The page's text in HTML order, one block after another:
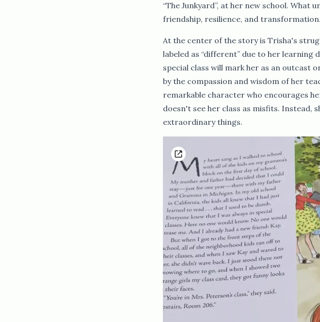
“The Junkyard”, at her new school.
friendship, resilience, and transformation.​​​​‌ ‍ ​‍​‍‌‍ ‌ ​‍‌‍‍‌‌‍‌ ‌‍‍‌‌‍ ‍​‍​‍​ ‍‍​‍​‍‌ ​ ‌‍​‌‌‍ ‍‌‍‍‌‌ ‌​‌ ‍‌​‍ ‍‌‍‍‌‌‍ ​‍​‍​‍ ​​‍​‍‌‍‍​‌ ​‍‌‍‌‌‌‍‌‍​‍​‍​ ‍‍​‍​‍‌‍‍​‌ ‌​‌ ‌​‌ ​​‌ ​ ​ ‍‍​‍ ​‍ ‌ ​​‌‍‍‌‌‍​ ‌ ‌​‌ ‌‌‌ ​‍‌‍‌‌‌‍​‍‌‍ ‌‍ ‌‍‍ ‌ ​‍‌‍‌‌‌ ‌‍‌‍‍‌‌‍‌‌‌ ‌ ​‍ ‍‌ ​ ‌‍​‌‌‍ ‍‌‍‍‌‌ ‌​‌ ‍‌​‍ ‍‌ ​ ‌ ‌​‌ ‌‌‌‍‌​‌‍‍‌‌‍ ​‍ ‌‍‍‌‌‍ ‍‌ ‌​‌‍‌‌‌‍ ‍‌ ‌​​‍ ‌‍‌‌‌‍‌​‌‍‍‌‌ ‌​​‍ ‌‍ ‌‌‍ ‌‍‌​‌‍‌‌​ ‌‌ ​​‌ ​‍‌‍‌‌‌ ​ ‌‍‌‌‌‍ ‍‌ ‌​‌‍​‌‌ ‌​‌‍‍‌‌‍ ‌‍ ‍​ ‍ ‌‍‍‌‌‍‌​​ ‌‌‌​‌‌‍​‍​ ‌​‌‍‍‍‌‍ ‍‌​​‌‌ ‌‍‌‍​‌‌​​‍‌ ‍‌​ ​ ‌ ‌​‌​‍‌‌ ‍‌‌ ‍‍‌​ ​‌​‌‌‌ ‌ ‌ ‍‍​ ‍‌‌​ ​ ​‍​ ‍ ‌ ‌​‌ ‍‌‌ ​​‌‍‌‌​ ‌‌ ​‍‌‍‌‌‌ ‌‍‌‍‍‌‌‍‌‌‌ ‌ ​ ‍ ‌ ​​‌‍​‌‌ ‌​‌‍‍​​ ‌‌‍​‍‌‍ ‌‍‌​‌ ‍‌​‍‌‌​ ‌‌‌​​‍‌‌ ‌‍‍ ‌‍‌‌‌ ‍‌​‍‌‌​ ​ ‌​‌​​‍‌‌​ ​ ‌​‌​​‍‌‌​ ​‍​ ​‍‌‍​‍‌‍ ​‌‍ ‌‍​ ‌‍‍ ​ ​​​‍‌‌​ ​‍​ ​‍​‍‌‌​ ‌‌‌​‌​​‍ ‍‌‍​ ‌‍‍​‌‍‍‌‌‍ ​‌‍‌​‌ ​‍‌‍‌‌‌‍ ‍​‍‌‌​ ‌‌‌​​‍‌‌ ‌‍‍ ‌‍‌‌‌ ‍‌​‍‌‌​ ​ ‌​‌​​‍‌‌​ ​ ‌​‌​​‍‌‌​ ​‍​ ​‍‌ ​ ‌ ​​‌‍​‌‌‍ ‍​ ​‌​ ‌ ​ ‌ ​ ​​​ ​‍​ ‌​​ ‍‌​ ​‍​ ‌‌​ ​​​ ‌​​ ‌​​ ‌‍​ ​​​‍ ‍​ ​‌​ ‌‍​ ‍‌​ ‍‌​ ​‍​ ​‌​ ​​​ ‌ ​ ‍​​ ​ ​ ‍​​ ​ ​ ‌ ​ ‌ ​ ‌ ​‍‌‌​ ​‍​ ​‍​‍‌‌​ ‌‌‌​‌​​‍ ‍‌ ‌​‌‍‌‌‌ ‍​‌ ‌​​ ‌‍​‍‌‍​‌‌ ​ ‌‍‌‌‌‌‌‌‌ ​‍‌‍ ​​ ‌‌‍‍​‌ ‌​‌ ‌​‌ ​​‌ ​ ​‍‌‌​ ​ ‌​​‌​‍‌‌​ ​‍‌​‌‍​‍‌‌​ ​‍‌​‌‍‌ ​​‌‍‍‌‌‍​ ‌ ‌​‌ ‌‌‌ ​‍‌‍‌‌‌‍​‍‌‍ ‌‍ ‌‍‍ ‌ ​‍‌‍‌‌‌ ‌‍‌‍‍‌‌‍‌‌‌ ‌ ​‍ ‍‌ ​ ‌‍​‌‌‍ ‍‌‍‍‌‌ ‌​‌ ‍‌​‍ ‍‌ ​ ‌ ‌​‌ ‌‌‌‍‌​‌‍‍‌‌‍ ​‍‌‍‌‍‍‌‌‍‌​​ ‌‌‌​‌‌‍​‍​ ‌​‌‍‍‍‌‍ ‍‌​​‌‌ ‌‍‌‍​‌‌​​‍‌ ‍‌​ ​ ‌ ‌​‌​‍‌‌ ‍‌‌ ‍‍‌​ ​‌​‌‌‌ ‌ ‌ ‍‍​ ‍‌‌​ ​ ​‍​‍‌‍‌ ‌​‌ ‍‌‌ ​​‌‍‌‌​ ‌‌ ​‍‌‍‌‌‌ ‌‍‌‍‍‌‌‍‌‌‌ ‌ ​‍‌‍‌ ​​‌‍​‌‌ ‌​‌‍‍​​ ‌‌‍​‍‌‍ ‌‍‌​‌ ‍‌​‍‌‌​ ‌‌‌​​‍‌‌ ‌‍‍ ‌‍‌‌‌ ‍‌​‍‌‌​ ​ ‌​‌​​‍‌‌​ ​ ‌​‌​​‍‌‌​ ​‍​ ​‍‌‍​‍‌‍ ​‌‍ ‌‍​ ‌‍‍ ​ ​​​‍‌‌​ ​‍​ ​‍​‍‌‌​ ‌‌‌​‌​​‍ ‍‌‍​ ‌‍‍​‌‍‍‌‌‍ ​‌‍‌​‌ ​‍‌‍‌‌‌‍ ‍​‍‌‌​ ‌‌‌​​‍‌‌ ‌‍‍ ‌‍‌‌‌ ‍‌​‍‌‌​ ​ ‌​‌​​‍‌‌​ ​ ‌​‌​​‍‌‌​ ​‍​ ​‍‌ ​ ‌ ​​‌‍​‌‌‍ ‍​ ​‌​ ‌ ​ ‌ ​ ​​​ ​‍​ ‌​​ ‍‌​ ​‍​ ‌‌​ ​​​ ‌​​ ‌​​ ‌‍​ ​​​‍ ‍​ ​‌​ ‌‍​ ‍‌​ ‍‌​ ​‍​ ​‌​ ​​​ ‌ ​ ‍​​ ​ ​ ‍​​ ​ ​ ‌ ​ ‌ ​ ‌ ​‍‌‌​ ​‍​ ​‍​‍‌‌​ ‌‌‌​‌​​‍ ‍‌ ‌​‌‍‌‌‌ ‍​‌ ‌​​‍‌‍‌ ​​‌‍‌‌‌ ​‍‌ ​ ‌ ​​‌‍‌‌‌‍​ ‌ ‌​‌‍‍‌‌ ‌‍‌‍‌‌​ ‌‌ ​​‌ ‌‌‌‍​‍‌‍ ​‌‍‍‌‌ ​ ‌‍‍​‌‍‌‌‌‍‌​​‍​‍‌ ‌
At the center of the story is Trisha's
labeled as “different” due to her learning
special class will mark her as an outcast
by the compassion and wisdom of her
remarkable character who encourages
doesn't see her class as misfits. Instead,
extraordinary things.​​​​‌ ‍ ​‍​‍‌‍ ‌ ​‍‌‍‍‌‌‍‌ ‌‍‍‌‌‍ ‍​‍​‍​ ‍‍​‍​‍‌ ​ ‌‍​‌‌‍ ‍‌‍‍‌‌ ‌​‌ ‍‌​‍ ‍‌‍‍‌‌‍ ​‍​‍​‍ ​​‍​‍‌‍‍​‌ ​‍‌‍‌‌‌‍‌‍​‍​‍​ ‍‍​‍​‍‌‍‍​‌ ‌​‌ ‌​‌ ​​‌ ​ ​ ‍‍​‍ ​‍ ‌ ​​‌‍‍‌‌‍​ ‌ ‌​‌ ‌‌‌ ​‍‌‍‌‌‌‍​‍‌‍ ‌‍ ‌‍‍ ‌ ​‍‌‍‌‌‌ ‌‍‌‍‍‌‌‍‌‌‌ ‌ ​‍ ‍‌ ​ ‌‍​‌‌‍ ‍‌‍‍‌‌ ‌​‌ ‍‌​‍ ‍‌ ​ ‌ ‌​‌ ‌‌‌‍‌​‌‍‍‌‌‍ ​‍ ‌‍‍‌‌‍ ‍‌ ‌​‌‍‌‌‌‍ ‍‌ ‌​​‍ ‌‍‌‌‌‍‌​‌‍‍‌‌ ‌​​‍ ‌‍ ‌‌‍ ‌‍‌​‌‍‌‌​ ‌‌ ​​‌ ​‍‌‍‌‌‌ ​ ‌‍‌‌‌‍ ‍‌ ‌​‌‍​‌‌ ‌​‌‍‍‌‌‍ ‌‍ ‍​ ‍ ‌‍‍‌‌‍‌​​ ‌‌‌​‌‌‍​‍​ ‌​‌‍‍‍‌‍ ‍‌​​‌‌ ‌‍‌‍​‌‌​​‍‌ ‍‌​ ​ ‌ ‌​‌​‍‌‌ ‍‌‌ ‍‍‌​ ​‌​‌‌‌ ‌ ‌ ‍‍​ ‍‌‌​ ​ ​‍​ ‍ ‌ ‌​‌ ‍‌‌ ​​‌‍‌‌​ ‌‌ ​‍‌‍‌‌‌ ‌‍‌‍‍‌‌‍‌‌‌ ‌ ​ ‍ ‌ ​​‌‍​‌‌ ‌​‌‍‍​​ ‌‌‍​‍‌‍ ‌‍‌​‌ ‍‌​‍‌‌​ ‌‌‌​​‍‌‌ ‌‍‍ ‌‍‌‌‌ ‍‌​‍‌‌​ ​ ‌​‌​​‍‌‌​ ​ ‌​‌​​‍‌‌​ ​‍​ ​‍‌‍​‍‌‍ ​‌‍ ‌‍​ ‌‍‍ ​ ​‌​‍‌‌​ ​‍​ ​‍​‍‌‌​ ‌‌‌​‌​​‍ ‍‌‍​ ‌‍‍​‌‍‍‌‌‍ ​‌‍‌​‌ ​‍‌‍‌‌‌‍ ‍​‍‌‌​ ‌‌‌​​‍‌‌ ‌‍‍ ‌‍‌‌‌ ‍‌​‍‌‌​ ​ ‌​‌​​‍‌‌​ ​ ‌​‌​​‍‌‌​ ​‍​ ​‍‌ ​ ‌ ​​‌‍​‌‌‍ ‍​ ​​​‍‌‌​ ​‍​ ​‍​‍‌‌​ ‌‌‌​‌​​‍ ‍‌ ‌​‌‍‌‌‌ ‍​‌ ‌​​ ‌‍​‍‌‍​‌‌ ​ ‌‍‌‌‌‌‌‌‌ ​‍‌‍ ​​ ‌‌‍‍​‌ ‌​‌ ‌​‌ ​​‌ ​ ​‍‌‌​ ​ ‌​​‌​‍‌‌​ ​‍‌​‌‍​‍‌‌​ ​‍‌​‌‍‌ ​​‌‍‍‌‌‍​ ‌ ‌​‌ ‌‌‌ ​‍‌‍‌‌‌‍​‍‌‍ ‌‍ ‌‍‍ ‌ ​‍‌‍‌‌‌ ‌‍‌‍‍‌‌‍‌‌‌ ‌ ​‍ ‍‌ ​ ‌‍​‌‌‍ ‍‌‍‍‌‌ ‌​‌ ‍‌​‍ ‍‌ ​ ‌ ‌​‌ ‌‌‌‍‌​‌‍‍‌‌‍ ​‍‌‍‌‍‍‌‌‍‌​​ ‌‌‌​‌‌‍​‍​ ‌​‌‍‍‍‌‍ ‍‌​​‌‌ ‌‍‌‍​‌‌​​‍‌ ‍‌​ ​ ‌ ‌​‌​‍‌‌ ‍‌‌ ‍‍‌​ ​‌​‌‌‌ ‌ ‌ ‍‍​ ‍‌‌​ ​ ​‍​‍‌‍‌ ‌​‌ ‍‌‌ ​​‌‍‌‌​ ‌‌ ​‍‌‍‌‌‌ ‌‍‌‍‍‌‌‍‌‌‌ ‌ ​‍‌‍‌ ​​‌‍​‌‌ ‌​‌‍‍​​ ‌‌‍​‍‌‍ ‌‍‌​‌ ‍‌​‍‌‌​ ‌‌‌​​‍‌‌ ‌‍‍ ‌‍‌‌‌ ‍‌​‍‌‌​ ​ ‌​‌​​‍‌‌​ ​ ‌​‌​​‍‌‌​ ​‍​ ​‍‌‍​‍‌‍ ​‌‍ ‌‍​ ‌‍‍ ​ ​‌​‍‌‌​ ​‍​ ​‍​‍‌‌​ ‌‌‌​‌​​‍ ‍‌‍​ ‌‍‍​‌‍‍‌‌‍ ​‌‍‌​‌ ​‍‌‍‌‌‌‍ ‍​‍‌‌​ ‌‌‌​​‍‌‌ ‌‍‍ ‌‍‌‌‌ ‍‌​‍‌‌​ ​ ‌​‌​​‍‌‌​ ​ ‌​‌​​‍‌‌​ ​‍​ ​‍‌ ​ ‌ ​​‌‍​‌‌‍ ‍​ ​​​‍‌‌​ ​‍​ ​‍​‍‌‌​ ‌‌‌​‌​​‍ ‍‌ ‌​‌‍‌‌‌ ‍​‌ ‌​​‍‌‍‌ ​​‌‍‌‌‌ ​‍‌ ​ ‌ ​​‌‍‌‌‌‍​ ‌ ‌​‌‍‍‌‌ ‌‍‌‍‌‌​ ‌‌ ​​‌ ‌‌‌‍​‍‌‍ ​‌‍‍‌‌ ​ ‌‍‍​‌‍‌‌‌‍‌​​‍​‍‌ ‌